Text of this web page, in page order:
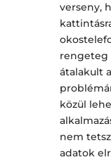
verseny,
rengeteg
átalakult
közül
nem
adatok